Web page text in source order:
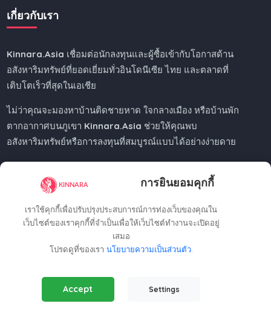
การยินยอมคุกกี้
เราใช้คุกกี้เพื่อปรับปรุงประสบการณ์การท่องเว็บของคุณใน
เว็บไซต์ของเราคุกกี้ที่จำเป็นเพื่อให้เว็บไซต์ทำงานจะเปิดอยู่
เสมอ
โปรดดูที่ของเรา นโยบายความเป็นส่วนตัว.
Essential Cookies(Always Active)
Required for the website to function properly.
Accept Settings
เกี่ยวกับเรา
Kinnara.Asia เชื่อมต่อนักลงทุนและผู้ซื้อเข้ากับโอกาสด้าน
อสังหาริมทรัพย์ที่ยอดเยี่ยมทั่วอินโดนีเซีย ไทย และตลาดที่
เติบโตเร็วที่สุดในเอเชีย
ไม่ว่าคุณจะมองหาบ้านติดชายหาด ใจกลางเมือง หรือบ้านพัก
ตากอากาศบนภูเขา Kinnara.Asia ช่วยให้คุณพบ
อสังหาริมทรัพย์หรือการลงทุนที่สมบูรณ์แบบได้อย่างง่ายดาย
Regional Offices
Kinnara Limited - Thailand
58, 9 Lagoon Rd, Choeng Thale
+66809201023
thailand@kinnara.asia